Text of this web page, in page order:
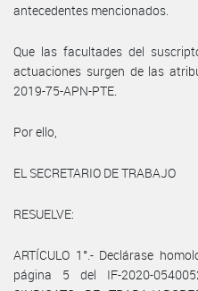
antecedentes mencionados.
Que las facultades del
actuaciones surgen de las
2019-75-APN-PTE.
Por ello,
EL SECRETARIO DE TRABAJO
RESUELVE:
ARTÍCULO 1°.- Declárase
página 5 del IF-2020-